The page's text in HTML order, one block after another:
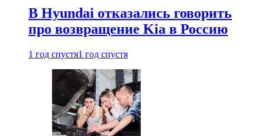
В Hyundai отказались говорить
про возвращение Kia в Россию
1 год спустя1 год спустя